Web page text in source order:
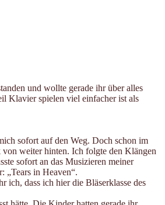
und wollte gerade ihr über alles
Klavier spielen viel einfacher ist als
sofort auf den Weg. Doch schon im
weiter hinten. Ich folgte den Klängen
sofort an das Musizieren meiner
„Tears in Heaven“.
ich, dass ich hier die Bläserklasse des